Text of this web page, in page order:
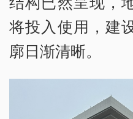
将投入使用，建
廓日渐清晰。